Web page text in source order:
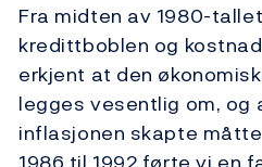
Fra midten av 1980-
kredittboblen og
erkjent at den
legges vesentlig om, og
inflasjonen skapte